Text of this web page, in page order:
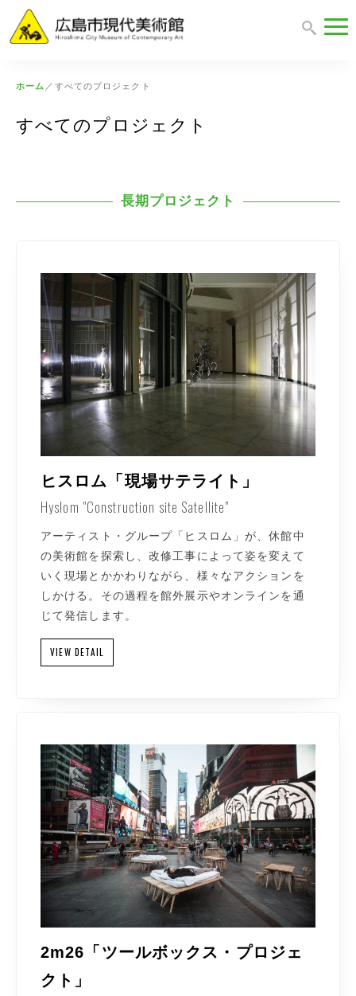
ホーム ／ すべてのプロジェクト
すべてのプロジェクト
長期プロジェクト
ヒスロム「現場サテライト」
Hyslom "Construction site Satellite"
アーティスト・グループ「ヒスロム」が、休館中
の美術館を探索し、改修工事によって姿を変えて
いく現場とかかわりながら、様々なアクションを
しかける。その過程を館外展示やオンラインを通
じて発信します。
VIEW DETAIL
2m26「ツールボックス・プロジェ
クト」